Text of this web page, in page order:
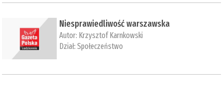
Niesprawiedliwość warszawska
Autor: Krzysztof Karnkowski
Dział:Społeczeństwo